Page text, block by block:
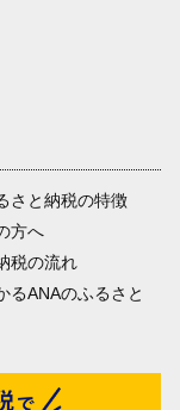
さと納税の特徴
方へ
税の流れ
るANAのふるさと